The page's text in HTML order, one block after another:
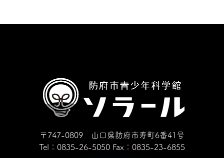
〒747-0809 山口県防府市寿町6番41号
Tel：0835-26-5050 Fax：0835-23-6855